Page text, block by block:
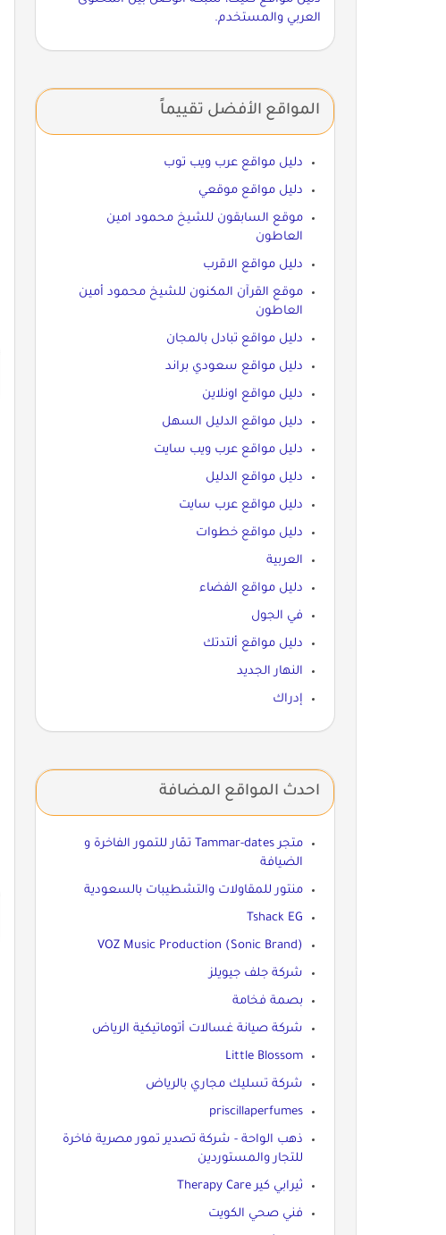
العربي والمستخدم.
المواقع الأفضل تقييماً
دليل مواقع عرب ويب توب
دليل مواقع موقعي
موقع السابقون للشيخ محمود امين
العاطون
دليل مواقع الاقرب
موقع القرآن المكنون للشيخ محمود أمين
العاطون
دليل مواقع تبادل بالمجان
دليل مواقع سعودي براند
دليل مواقع اونلاين
دليل مواقع الدليل السهل
دليل مواقع عرب ويب سايت
دليل مواقع الدليل
دليل مواقع عرب سايت
دليل مواقع خطوات
العربية
دليل مواقع الفضاء
في الجول
دليل مواقع ألتدتك
النهار الجديد
إدراك
احدث المواقع المضافة
متجر Tammar-dates تمّار للتمور الفاخرة و
الضيافة
منتور للمقاولات والتشطيبات بالسعودية
Tshack EG
VOZ Music Production (Sonic Brand)
شركة جلف جيويلز
بصمة فخامة
شركة صيانة غسالات أتوماتيكية الرياض
Little Blossom
شركة تسليك مجاري بالرياض
priscillaperfumes
ذهب الواحة - شركة تصدير تمور مصرية فاخرة
للتجار والمستوردين
ثيرابي كير Therapy Care
فني صحي الكويت